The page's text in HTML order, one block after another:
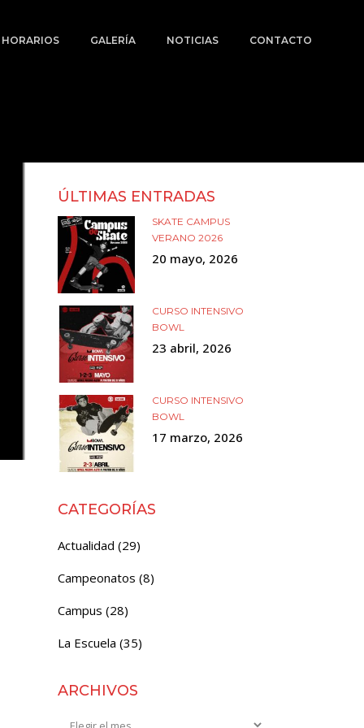
GALERÍA NOTICIAS CONTACTO
ÚLTIMAS ENTRADAS
SKATE CAMPUS
VERANO 2026
20 mayo, 2026
CURSO INTENSIVO
BOWL
23 abril, 2026
CURSO INTENSIVO
BOWL
17 marzo, 2026
CATEGORÍAS
Actualidad (29)
Campeonatos (8)
Campus (28)
La Escuela (35)
ARCHIVOS
Archivos